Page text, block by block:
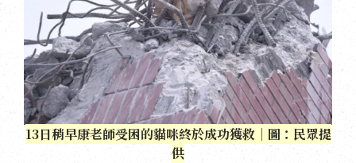
13日稍早康老師受困的貓咪終於成功獲救｜圖：民眾提
供